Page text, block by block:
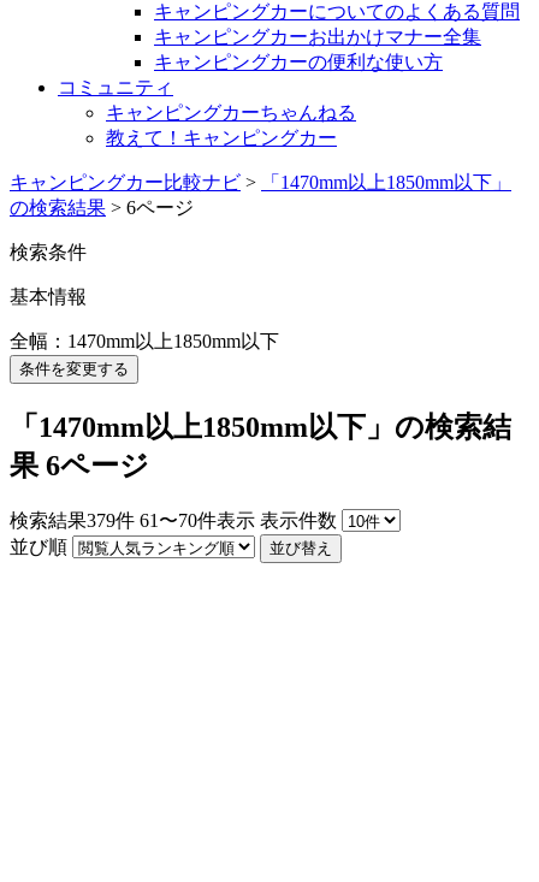
キャンピングカーについてのよくある質問
キャンピングカーお出かけマナー全集
キャンピングカーの便利な使い方
コミュニティ
キャンピングカーちゃんねる
教えて！キャンピングカー
キャンピングカー比較ナビ >
「1470mm以上1850mm以下」
の検索結果 > 6ページ
検索条件
基本情報
全幅：1470mm以上1850mm以下
条件を変更する
「1470mm以上1850mm以下」の検索結
果 6ページ
検索結果379件 61〜70件表示 表示件数
並び順
並び替え